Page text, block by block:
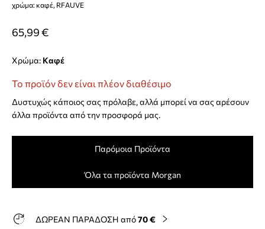
χρώμα: καφέ, RFAUVE
65,99 €
Χρώμα: καφέ
Το προϊόν δεν είναι πλέον διαθέσιμο
Δυστυχώς κάποιος σας πρόλαβε, αλλά μπορεί να σας αρέσουν
άλλα προϊόντα από την προσφορά μας.
Παρόμοια Προϊόντα
Όλα τα προϊόντα Morgan
ΔΩΡΕΑΝ ΠΑΡΑΔΟΣΗ από70 €